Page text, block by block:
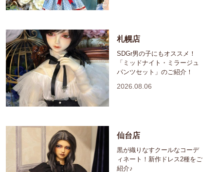
札幌店
SDGr男の子にもオススメ！
「ミッドナイト・ミラージュ
パンツセット」のご紹介！
2026.08.06
仙台店
黒が織りなすクールなコーデ
ィネート！新作ドレス2種をご
紹介♪